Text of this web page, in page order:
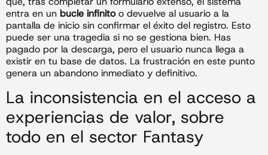
entra en un bucle infinitoo devuelve al usuario a la
pantalla de inicio sin confirmar el éxito del registro. Esto
puede ser una tragedia si no se gestiona bien. Has
pagado por la descarga, pero el usuario nunca llega a
existir en tu base de datos. La frustración en este punto
genera un abandono inmediato y definitivo.
La inconsistencia en el acceso a
experiencias de valor, sobre
todo en el sector Fantasy